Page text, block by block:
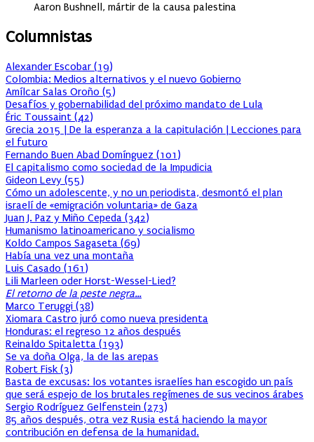
Aaron Bushnell, mártir de la causa palestina
Columnistas
Alexander Escobar (19)
Colombia: Medios alternativos y el nuevo Gobierno
Amílcar Salas Oroño (5)
Desafíos y gobernabilidad del próximo mandato de Lula
Éric Toussaint (42)
Grecia 2015 | De la esperanza a la capitulación | Lecciones para
el futuro
Fernando Buen Abad Domínguez (101)
El capitalismo como sociedad de la Impudicia
Gideon Levy (55)
Cómo un adolescente, y no un periodista, desmontó el plan
israelí de «emigración voluntaria» de Gaza
Juan J. Paz y Miño Cepeda (342)
Humanismo latinoamericano y socialismo
Koldo Campos Sagaseta (69)
Había una vez una montaña
Luis Casado (161)
Lili Marleen oder Horst-Wessel-Lied?
El retorno de la peste negra…
Marco Teruggi (38)
Xiomara Castro juró como nueva presidenta
Honduras: el regreso 12 años después
Reinaldo Spitaletta (193)
Se va doña Olga, la de las arepas
Robert Fisk (3)
Basta de excusas: los votantes israelíes han escogido un país
que será espejo de los brutales regímenes de sus vecinos árabes
Sergio Rodríguez Gelfenstein (273)
85 años después, otra vez Rusia está haciendo la mayor
contribución en defensa de la humanidad.